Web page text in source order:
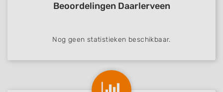
Beoordelingen Daarlerveen
Nog geen statistieken beschikbaar.